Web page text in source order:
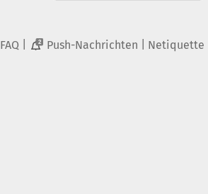
FAQ 2 Push-Nachrichten Netiquette